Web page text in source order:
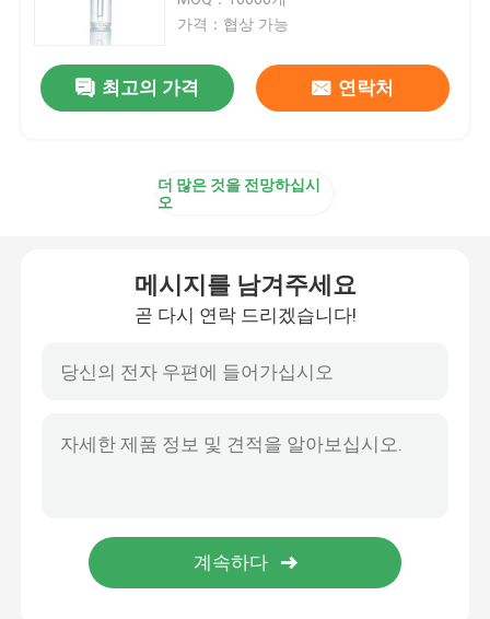
화장용 펌프 분배기
정밀한 안개 스프레이어
가격：협상 가능
최고의 가격 연락처
더 많은 것을 전망하십시
오
메시지를 남겨주세요
곧 다시 연락 드리겠습니다!